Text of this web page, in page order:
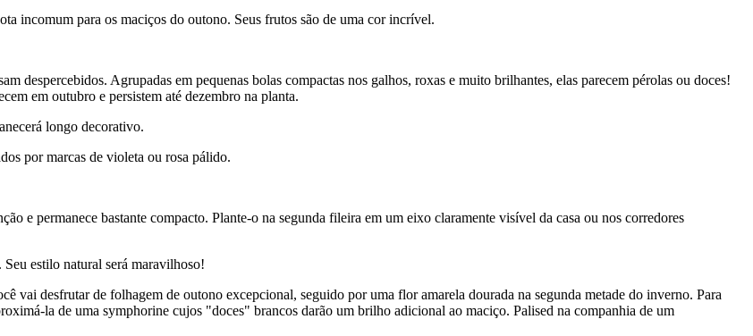
incomum para os maciços do outono. Seus frutos são de uma cor incrível.
despercebidos. Agrupadas em pequenas bolas compactas nos galhos, roxas e muito brilhantes, elas parecem pérolas ou doces!
em outubro e persistem até dezembro na planta.
longo decorativo.
por marcas de violeta ou rosa pálido.
e permanece bastante compacto. Plante-o na segunda fileira em um eixo claramente visível da casa ou nos corredores
Seu estilo natural será maravilhoso!
vai desfrutar de folhagem de outono excepcional, seguido por uma flor amarela dourada na segunda metade do inverno. Para
la de uma symphorine cujos "doces" brancos darão um brilho adicional ao maciço. Palised na companhia de um